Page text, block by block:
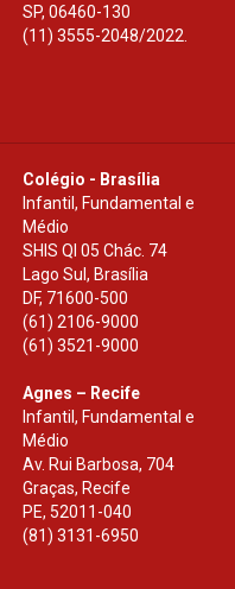
SP, 06460-130
(11) 3555-2048/2022.
Colégio - Brasília
Infantil, Fundamental e
Médio
SHIS Ql 05 Chác. 74
Lago Sul, Brasília
DF, 71600-500
(61) 2106-9000
(61) 3521-9000
Agnes – Recife
Infantil, Fundamental e
Médio
Av. Rui Barbosa, 704
Graças, Recife
PE, 52011-040
(81) 3131-6950